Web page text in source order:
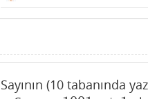
Sayının (10 tabanında